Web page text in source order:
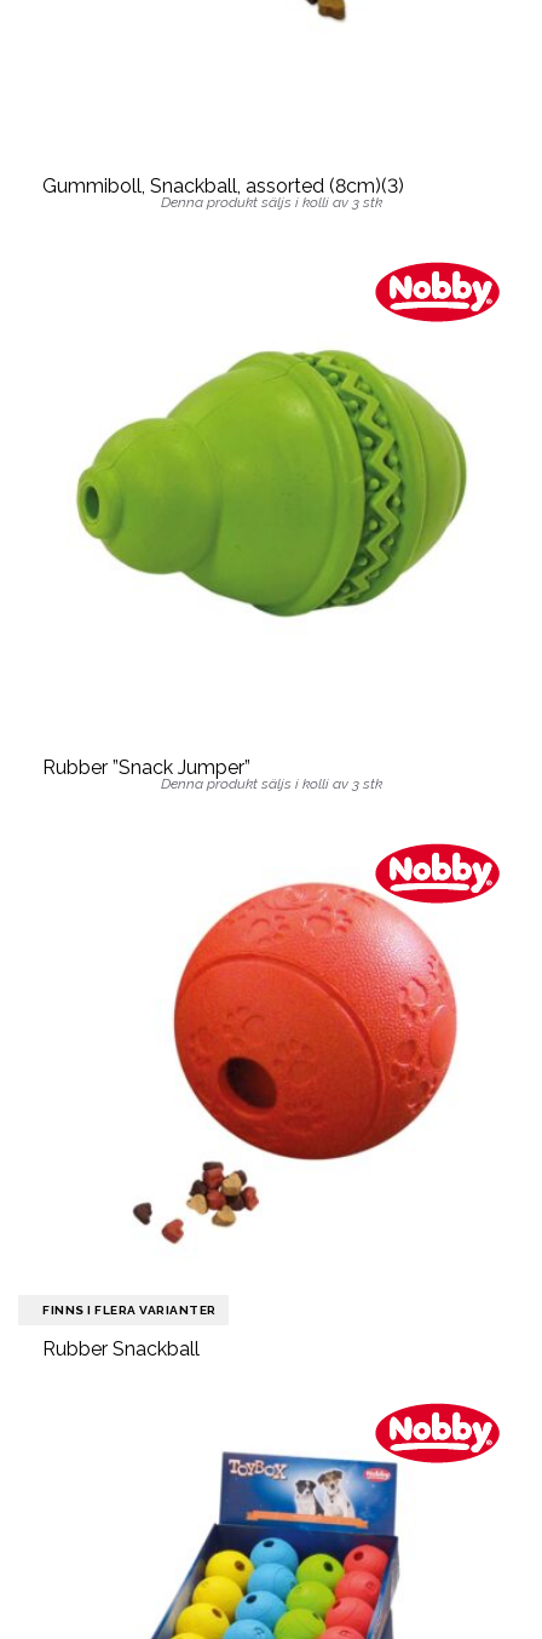
Gummiboll, Snackball, assorted (8cm)(3)
Denna produkt säljs i kolli av 3 stk
Rubber ”Snack Jumper”
Denna produkt säljs i kolli av 3 stk
FINNS I FLERA VARIANTER
Rubber Snackball